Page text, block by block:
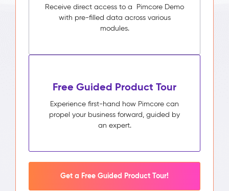
Receive direct access to a Pimcore Demo
with pre-filled data across various
modules.
Free Guided Product Tour
Experience first-hand how Pimcore can
propel your business forward, guided by
an expert.
Get a Free Guided Product Tour!